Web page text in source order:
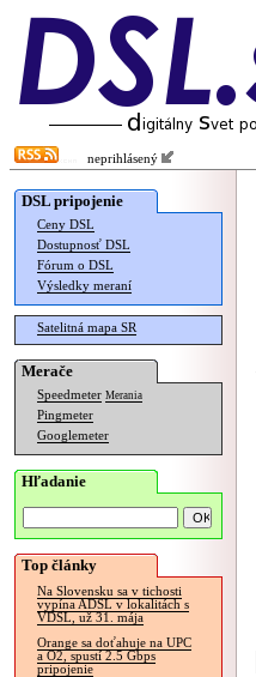
neprihlásený
DSL pripojenie
Ceny DSL
Dostupnosť DSL
Fórum o DSL
Výsledky meraní
Satelitná mapa SR
Merače
Speedmeter Merania
Pingmeter
Googlemeter
Hľadanie
Top články
Na Slovensku sa v tichosti
vypína ADSL v lokalitách s
VDSL, už 31. mája
Orange sa doťahuje na UPC
a O2, spustí 2.5 Gbps
pripojenie